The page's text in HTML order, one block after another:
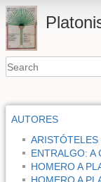
AUTORES
ARISTÓTELES
ENTRALGO: A
HOMERO A
HOMERO A